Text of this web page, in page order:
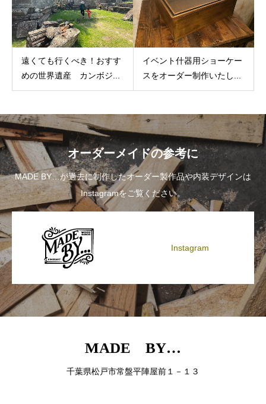
遠くても行くべき！おすす
めの世界遺産 カンボジ...
イベント什器用ショーケー
スをオーダー制作いたし...
オーダーメイドの参考に
MADE BY…が過去に制作したオーダー製作品や内装デザインは
Instagramをご覧ください。
Instagram
MADE BY…
千葉県松戸市常盤平陣屋前１－１３